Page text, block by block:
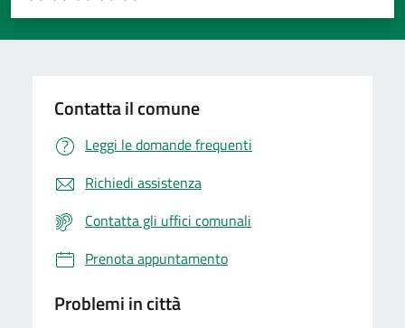
Valuta 5 stelle su 5
Valuta 4 stelle su 5
Valuta 3 stelle su 5
Valuta 2 stelle su 5
Valuta 1 stelle su 5
Contatta il comune
Leggi le domande frequenti
Richiedi assistenza
Contatta gli uffici comunali
Prenota appuntamento
Problemi in città